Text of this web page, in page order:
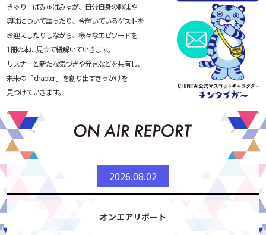
きゃりーぱみゅぱみゅが、自分自身の趣味や
興味について語ったり、今輝いているゲストを
お迎えしたりしながら、様々なエピソードを
1冊の本に見立て紐解いていきます。
リスナーと新たな気づきや発見などを共有し、
未来の「 chapter 」を創り出すきっかけを
見つけていきます。
2026.08.02
オンエアリポート